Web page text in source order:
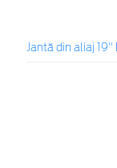
Jantă din aliaj 19"